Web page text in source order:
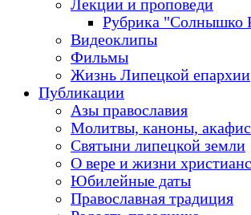
Лекции и проповеди
Рубрика "Солнышко
Видеоклипы
Фильмы
Жизнь Липецкой епархии
Публикации
Азы православия
Молитвы, каноны,
Святыни липецкой земли
О вере и жизни
Юбилейные даты
Православная традиция